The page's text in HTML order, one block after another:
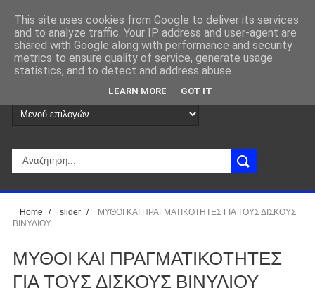
Home / slider /
ΜΥΘΟΙ ΚΑΙ ΠΡΑΓΜΑΤΙΚΟΤΗΤΕΣ ΓΙΑ ΤΟΥΣ ΔΙΣΚΟΥΣ
ΒΙΝΥΛΙΟΥ
ΜΥΘΟΙ ΚΑΙ ΠΡΑΓΜΑΤΙΚΟΤΗΤΕΣ
ΓΙΑ ΤΟΥΣ ΔΙΣΚΟΥΣ ΒΙΝΥΛΙΟΥ
This site uses cookies from Google to deliver its services
and to analyze traffic. Your IP address and user-agent are
shared with Google along with performance and security
metrics to ensure quality of service, generate usage
statistics, and to detect and address abuse.
LEARN MORE GOT IT